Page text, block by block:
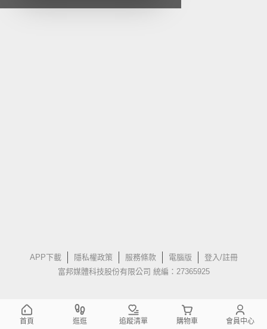
APP下載 隱私權政策 服務條款 電腦版
登入/註冊
富邦媒體科技股份有限公司 統編：27365925
首頁 逛逛 追蹤清單 購物車 會員中心